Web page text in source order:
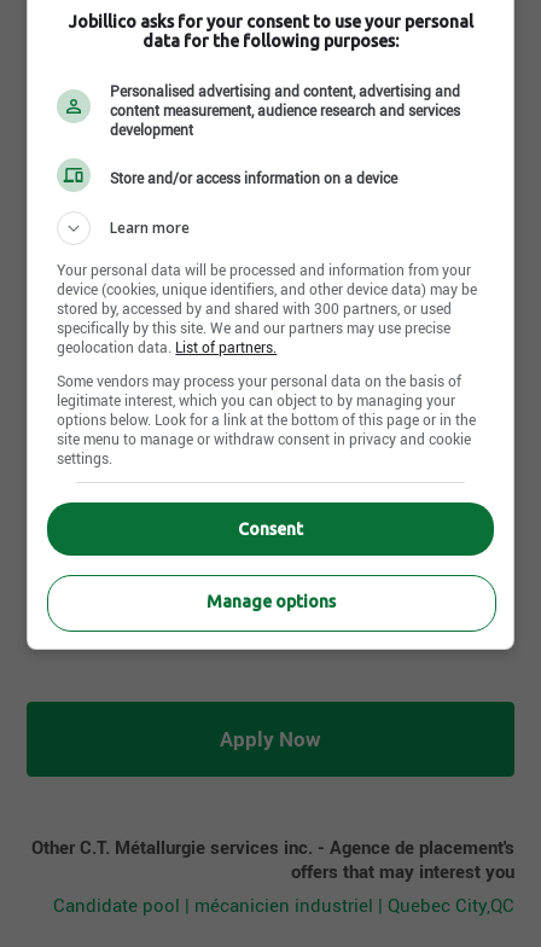
Conduire un chariot élévateur;
Utiliser différents outils pour réaliser les travaux
autres) et bien entendu quelques tâches de
soudure.
COMPÉTENCES RECHERCHÉES :
Tu détiens un DEP en soudage-montage ou
l'expérience équivalente
Tu es un candidat en forme et endurant (car
chaleur très intense).
Tu es disponible de jour, de nuit et de fin de
semaine (horaires variables 3-2-2).
Tu gères les priorités d’instinct.
Tu es autonome et efficace.
Tu es reconnu comme une personne proactive
et ayant un grand souci du détail.
Programme de commissions ou primes au
rendement offert
Requirements
Professional
Diploma
DEP
Completed
Work experience (years)
0-2 years
Written languages
undetermined
Spoken languages
Fr : Advanced
Apply Now
Other C.T. Métallurgie services inc. - Agence de placement's
offers that may interest you
Candidate pool | mécanicien industriel | Quebec City,QC
Jobillico asks for your consent to use your personal
data for the following purposes:
Personalised advertising and content, advertising and
content measurement, audience research and services
development
Store and/or access information on a device
Learn more
Your personal data will be processed and information from your
device (cookies, unique identifiers, and other device data) may be
stored by, accessed by and shared with 300 partners, or used
specifically by this site. We and our partners may use precise
geolocation data. List of partners.
Some vendors may process your personal data on the basis of
legitimate interest, which you can object to by managing your
options below. Look for a link at the bottom of this page or in the
site menu to manage or withdraw consent in privacy and cookie
settings.
Consent
Manage options